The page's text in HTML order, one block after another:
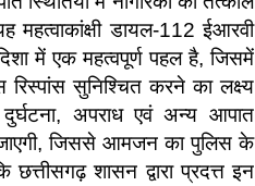
महत्वाकांक्षी डायल-112 ईआरवी
में एक महत्वपूर्ण पहल है, जिसमें
सुनिश्चित करने का लक्ष्य
अपराध एवं अन्य आपात
जाएगी, जिससे आमजन का पुलिस के
शासन द्वारा प्रदत्त इन